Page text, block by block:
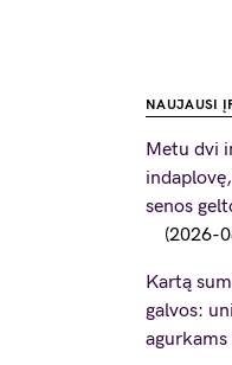
NAUJAUSI
Metu dvi
senos
2026-
Kartą
galvos: